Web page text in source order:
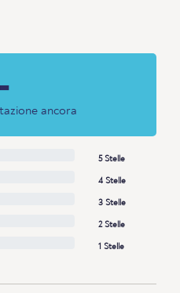
-
ancora
5 Stelle
4 Stelle
3 Stelle
2 Stelle
1 Stelle